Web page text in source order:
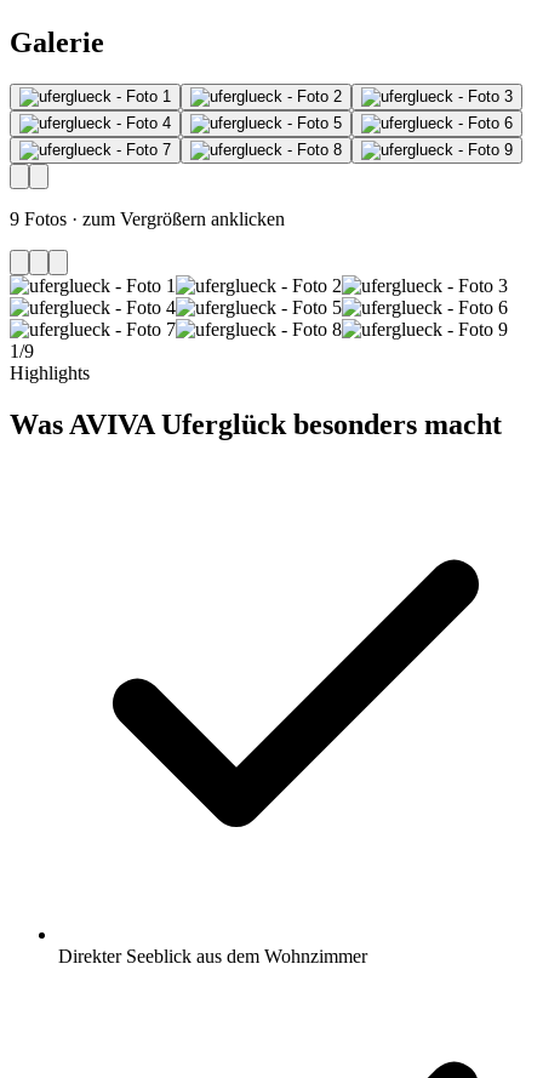
Galerie
9 Fotos · zum Vergrößern anklicken
1/9
Highlights
Was AVIVA Uferglück besonders macht
Direkter Seeblick aus dem Wohnzimmer